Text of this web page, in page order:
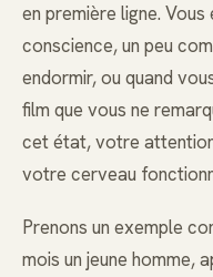
en première ligne.
conscience, un peu
endormir, ou quand
film que vous ne
cet état, votre
votre cerveau
Prenons un exemple
mois un jeune homme,